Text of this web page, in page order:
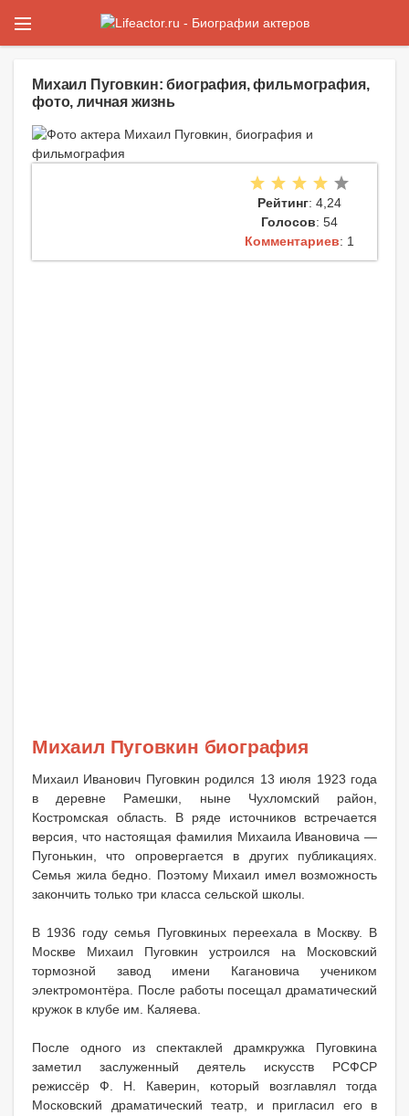
Михаил Пуговкин: биография, фильмография,
фото, личная жизнь
Рейтинг: 4,24
Голосов: 54
Комментариев: 1
Михаил Пуговкин биография
Михаил Иванович Пуговкин родился 13 июля 1923 года
в деревне Рамешки, ныне Чухломский район,
Костромская область. В ряде источников встречается
версия, что настоящая фамилия Михаила Ивановича —
Пугонькин, что опровергается в других публикациях.
Семья жила бедно. Поэтому Михаил имел возможность
закончить только три класса сельской школы.
В 1936 году семья Пуговкиных переехала в Москву. В
Москве Михаил Пуговкин устроился на Московский
тормозной завод имени Кагановича учеником
электромонтёра. После работы посещал драматический
кружок в клубе им. Каляева.
После одного из спектаклей драмкружка Пуговкина
заметил заслуженный деятель искусств РСФСР
режиссёр Ф. Н. Каверин, который возглавлял тогда
Московский драматический театр, и пригласил его в